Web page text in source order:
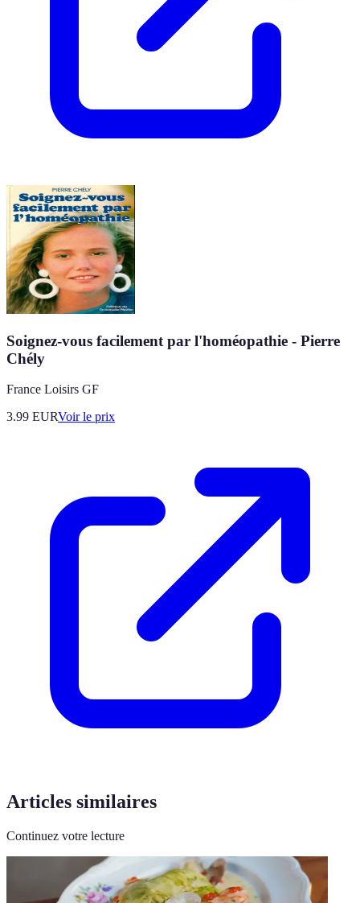
Soignez-vous facilement par l'homéopathie - Pierre
Chély
France Loisirs GF
3.99 EURVoir le prix
Articles similaires
Continuez votre lecture